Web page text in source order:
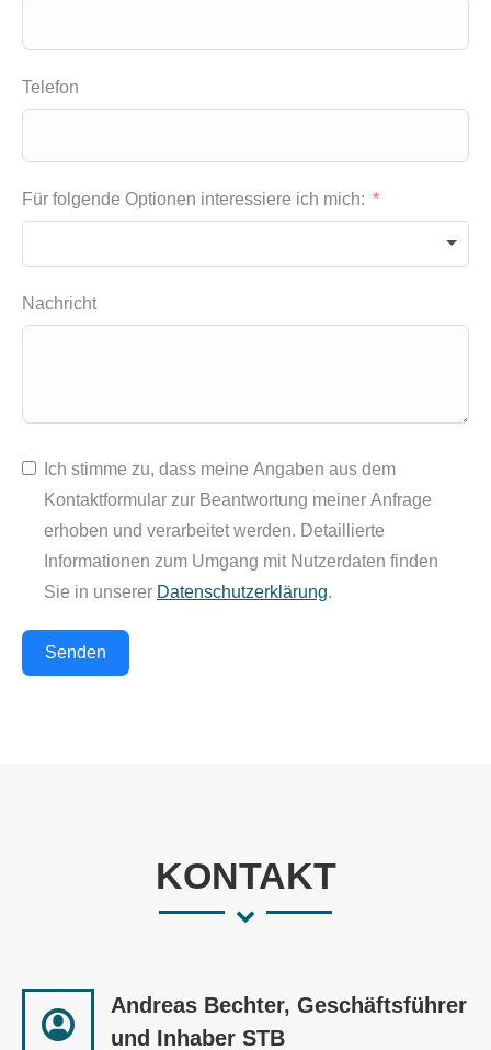
Telefon
Für folgende Optionen interessiere ich mich:
Nachricht
Ich stimme zu, dass meine Angaben aus dem
Kontaktformular zur Beantwortung meiner Anfrage
erhoben und verarbeitet werden. Detaillierte
Informationen zum Umgang mit Nutzerdaten finden
Sie in unserer Datenschutzerklärung.
Senden
KONTAKT
Andreas Bechter, Geschäftsführer
und Inhaber STB